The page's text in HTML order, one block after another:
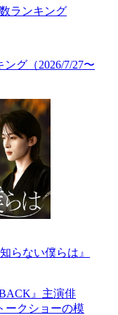
ング（2026/7/27〜
らない僕らは』